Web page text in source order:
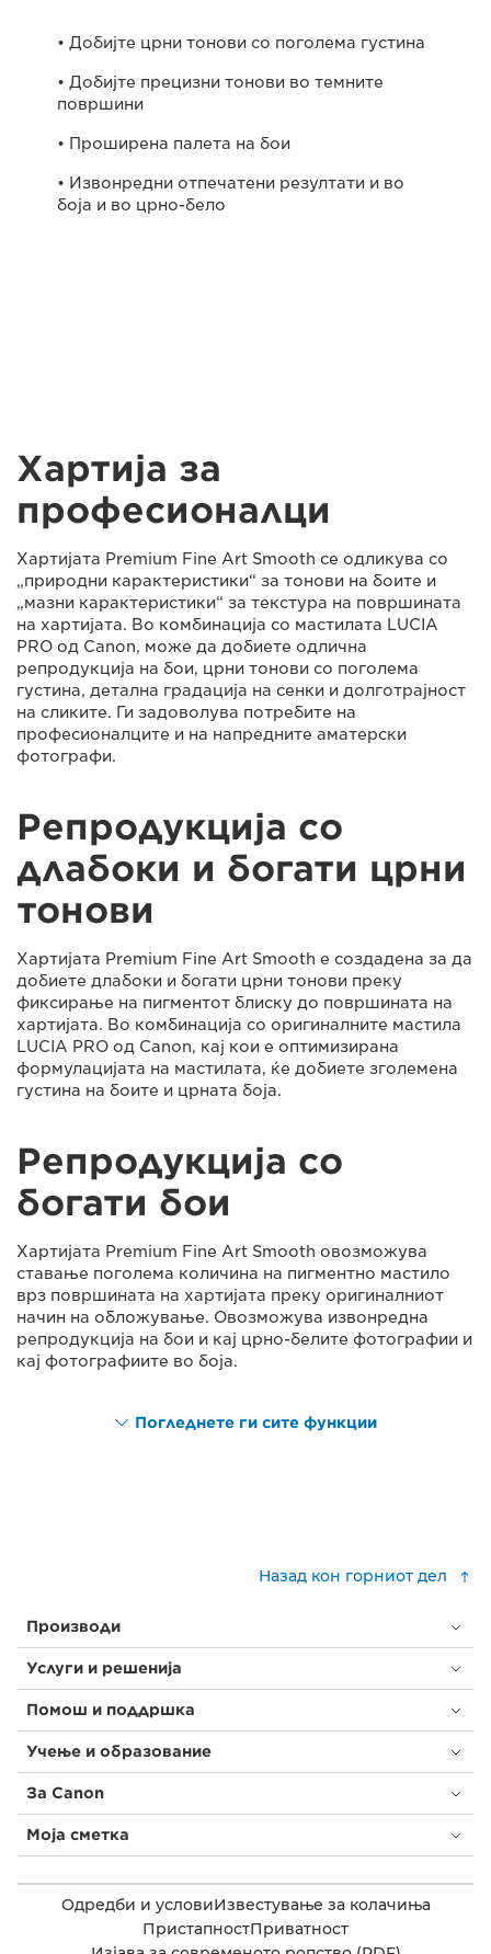
• Добијте црни тонови со поголема густина
• Добијте прецизни тонови во темните
површини
• Проширена палета на бои
• Извонредни отпечатени резултати и во
боја и во црно-бело
Хартија за
професионалци
Хартијата Premium Fine Art Smooth се одликува со
„природни карактеристики“ за тонови на боите и
„мазни карактеристики“ за текстура на површината
на хартијата. Во комбинација со мастилата LUCIA
PRO од Canon, може да добиете одлична
репродукција на бои, црни тонови со поголема
густина, детална градација на сенки и долготрајност
на сликите. Ги задоволува потребите на
професионалците и на напредните аматерски
фотографи.
Репродукција со
длабоки и богати црни
тонови
Хартијата Premium Fine Art Smooth е создадена за да
добиете длабоки и богати црни тонови преку
фиксирање на пигментот блиску до површината на
хартијата. Во комбинација со оригиналните мастила
LUCIA PRO од Canon, кај кои е оптимизирана
формулацијата на мастилата, ќе добиете зголемена
густина на боите и црната боја.
Репродукција со
богати бои
Хартијата Premium Fine Art Smooth овозможува
ставање поголема количина на пигментно мастило
врз површината на хартијата преку оригиналниот
начин на обложување. Овозможува извонредна
репродукција на бои и кај црно-белите фотографии и
кај фотографиите во боја.
Погледнете ги сите функции
Назад кон горниот дел
Производи
Услуги и решенија
Помош и поддршка
Учење и образование
За Canon
Моја сметка
Одредби и условиИзвестување за колачиња
ПристапностПриватност